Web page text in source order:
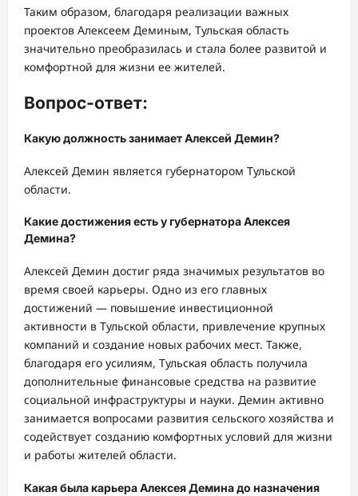
Таким образом, благодаря реализации важных
проектов Алексеем Деминым, Тульская область
значительно преобразилась и стала более развитой и
комфортной для жизни ее жителей.
Вопрос-ответ:
Какую должность занимает Алексей Демин?
Алексей Демин является губернатором Тульской
области.
Какие достижения есть у губернатора Алексея
Демина?
Алексей Демин достиг ряда значимых результатов во
время своей карьеры. Одно из его главных
достижений — повышение инвестиционной
активности в Тульской области, привлечение крупных
компаний и создание новых рабочих мест. Также,
благодаря его усилиям, Тульская область получила
дополнительные финансовые средства на развитие
социальной инфраструктуры и науки. Демин активно
занимается вопросами развития сельского хозяйства и
содействует созданию комфортных условий для жизни
и работы жителей области.
Какая была карьера Алексея Демина до назначения